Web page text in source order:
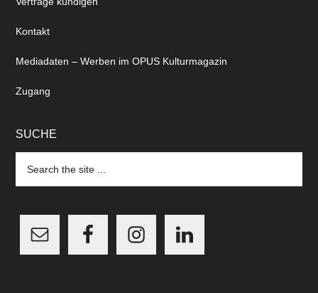
Kontakt
Mediadaten – Werben im OPUS Kulturmagazin
Zugang
SUCHE
the